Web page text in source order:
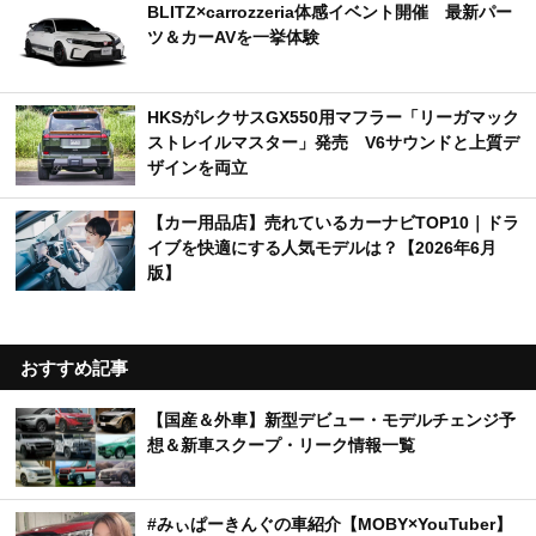
BLITZ×carrozzeria体感イベント開催 最新パー
ツ＆カーAVを一挙体験
HKSがレクサスGX550用マフラー「リーガマック
ストレイルマスター」発売 V6サウンドと上質デ
ザインを両立
【カー用品店】売れているカーナビTOP10｜ドラ
イブを快適にする人気モデルは？【2026年6月
版】
おすすめ記事
【国産＆外車】新型デビュー・モデルチェンジ予
想＆新車スクープ・リーク情報一覧
#みぃぱーきんぐの車紹介【MOBY×YouTuber】